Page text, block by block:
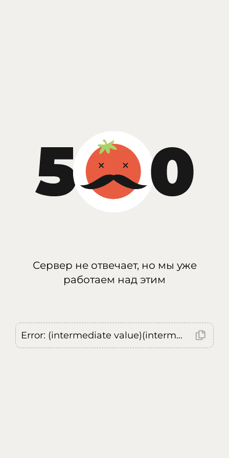
Сервер не отвечает, но мы уже
работаем над этим
Error: (intermediate value)(intermediate value)(intermediate value).replaceAll is not a function